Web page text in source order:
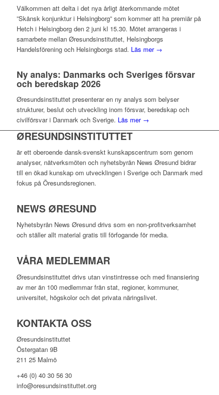
Välkommen att delta i det nya årligt återkommande mötet
”Skånsk konjunktur i Helsingborg” som kommer att ha premiär på
Hetch i Helsingborg den 2 juni kl 15.30. Mötet arrangeras i
samarbete mellan Øresundsinstituttet, Helsingborgs
Handelsförening och Helsingborgs stad. Läs mer →
Ny analys: Danmarks och Sveriges försvar
och beredskap 2026
Øresundsinstituttet presenterar en ny analys som belyser
strukturer, beslut och utveckling inom försvar, beredskap och
civilförsvar i Danmark och Sverige. Läs mer →
ØRESUNDSINSTITUTTET
är ett oberoende dansk-svenskt kunskapscentrum som genom
analyser, nätverksmöten och nyhetsbyrån News Øresund bidrar
till en ökad kunskap om utvecklingen i Sverige och Danmark med
fokus på Öresundsregionen.
NEWS ØRESUND
Nyhetsbyrån News Øresund drivs som en non-profitverksamhet
och ställer allt material gratis till förfogande för media.
VÅRA MEDLEMMAR
Øresundsinstituttet drivs utan vinst­intresse och med finansiering
av mer än 100 medlemmar från stat, regioner, kommuner,
universitet, högskolor och det privata näringslivet.
KONTAKTA OSS
Øresundsinstituttet
Östergatan 9B
211 25 Malmö
+46 (0) 40 30 56 30
info@oresundsinstituttet.org